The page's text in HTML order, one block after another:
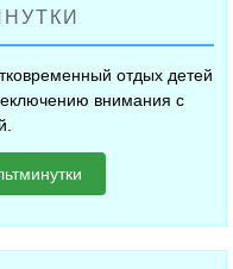
отдых детей
внимания с